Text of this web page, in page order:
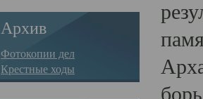
Архив
Фотокопии дел
Крестные ходы